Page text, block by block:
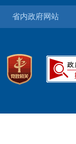
省内政府网站